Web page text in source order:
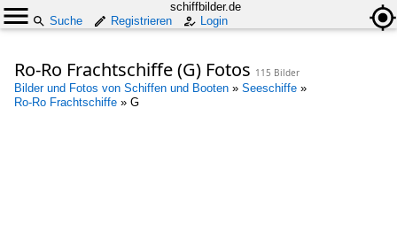
schiffbilder.de
Suche
Registrieren Login
Ro-Ro Frachtschiffe (G) Fotos 115 Bilder
Bilder und Fotos von Schiffen und Booten » Seeschiffe »
Ro-Ro Frachtschiffe » G